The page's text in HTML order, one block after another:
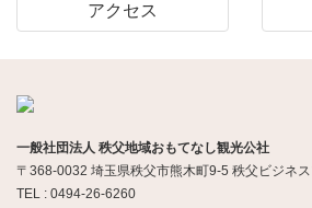
アクセス
一般社団法人 秩父地域おもてなし観光公社
〒368-0032 埼玉県秩父市熊木町9-5 秩父ビジネ
TEL : 0494-26-6260